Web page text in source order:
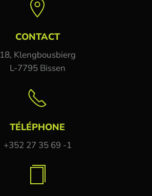
CONTACT
18, Klengbousbierg
L-7795 Bissen
TÉLÉPHONE
+352 27 35 69 -1